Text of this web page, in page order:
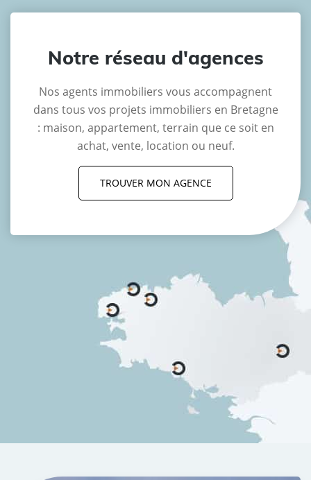
Notre réseau d'agences
Nos agents immobiliers vous accompagnent
dans tous vos projets immobiliers en Bretagne
: maison, appartement, terrain que ce soit en
achat, vente, location ou neuf.
TROUVER MON AGENCE